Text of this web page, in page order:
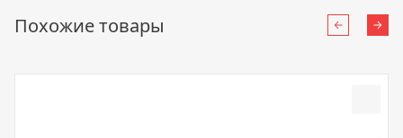
Похожие товары Назад